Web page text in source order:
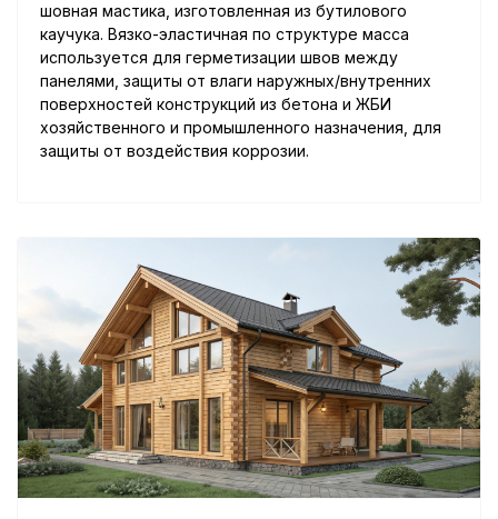
шовная мастика, изготовленная из бутилового
каучука. Вязко-эластичная по структуре масса
используется для герметизации швов между
панелями, защиты от влаги наружных/внутренних
поверхностей конструкций из бетона и ЖБИ
хозяйственного и промышленного назначения, для
защиты от воздействия коррозии.